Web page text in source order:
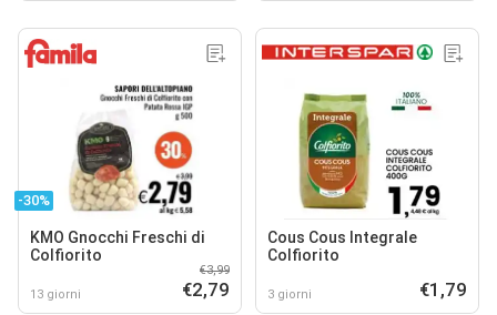
-30%
KMO Gnocchi Freschi di
Colfiorito
13 giorni
€3,99
€2,79
Cous Cous Integrale
Colfiorito
3 giorni €1,79